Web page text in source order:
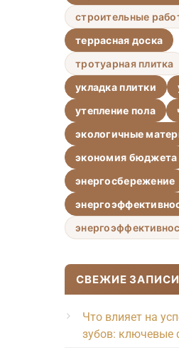
строительные
террасная доска
тротуарная плитка
укладка плитки
утепление пола
экологичные
экономия бюджета
энергосбережение
СВЕЖИЕ ЗАПИСИ
Что влияет на
зубов: ключевые